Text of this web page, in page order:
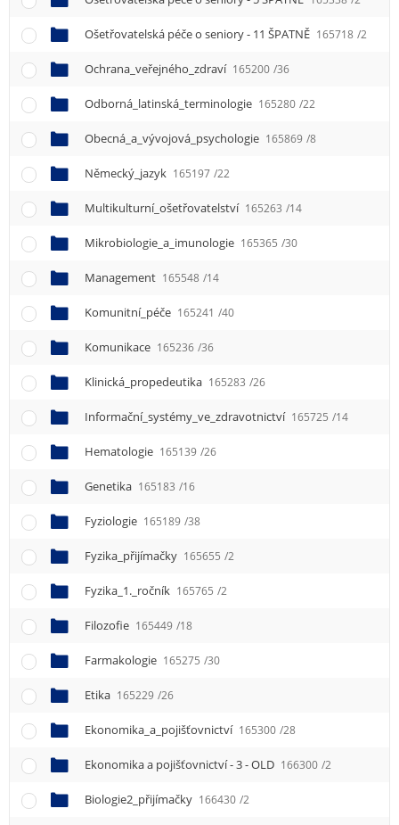
Ošetřovatelská péče o seniory - 11 ŠPATNĚ 165718 /2
Ochrana_veřejného_zdraví 165200 /36
Odborná_latinská_terminologie 165280 /22
Obecná_a_vývojová_psychologie 165869 /8
Německý_jazyk 165197 /22
Multikulturní_ošetřovatelství 165263 /14
Mikrobiologie_a_imunologie 165365 /30
Management 165548 /14
Komunitní_péče 165241 /40
Komunikace 165236 /36
Klinická_propedeutika 165283 /26
Informační_systémy_ve_zdravotnictví 165725 /14
Hematologie 165139 /26
Genetika 165183 /16
Fyziologie 165189 /38
Fyzika_přijímačky 165655 /2
Fyzika_1._ročník 165765 /2
Filozofie 165449 /18
Farmakologie 165275 /30
Etika 165229 /26
Ekonomika_a_pojišťovnictví 165300 /28
Ekonomika a pojišťovnictví - 3 - OLD 166300 /2
Biologie2_přijímačky 166430 /2